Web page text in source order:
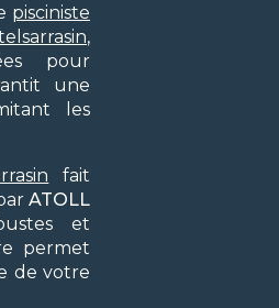
pisciniste
,
pour
une
les
fait
ATOLL
et
permet
de votre